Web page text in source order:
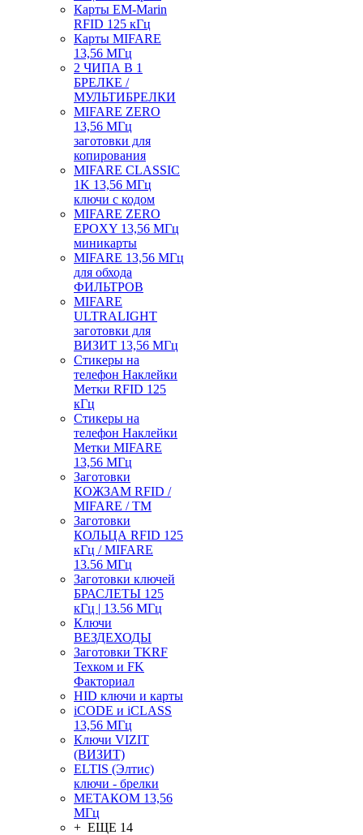
Карты EM-Marin
RFID 125 кГц
Карты MIFARE
13,56 МГц
2 ЧИПА В 1
БРЕЛКЕ /
МУЛЬТИБРЕЛКИ
MIFARE ZERO
13,56 МГц
заготовки для
копирования
MIFARE CLASSIC
1K 13,56 МГц
ключи с кодом
MIFARE ZERO
EPOXY 13,56 МГц
миникарты
MIFARE 13,56 МГц
для обхода
ФИЛЬТРОВ
MIFARE
ULTRALIGHT
заготовки для
ВИЗИТ 13,56 МГц
Стикеры на
телефон Наклейки
Метки RFID 125
кГц
Стикеры на
телефон Наклейки
Метки MIFARE
13,56 МГц
Заготовки
КОЖЗАМ RFID /
MIFARE / TM
Заготовки
КОЛЬЦА RFID 125
кГц / MIFARE
13.56 МГц
Заготовки ключей
БРАСЛЕТЫ 125
кГц | 13.56 МГц
Ключи
ВЕЗДЕХОДЫ
Заготовки TKRF
Техком и FK
Факториал
HID ключи и карты
iCODE и iCLASS
13,56 МГц
Ключи VIZIT
(ВИЗИТ)
ELTIS (Элтис)
ключи - брелки
МЕТАКОМ 13,56
МГц
+ ЕЩЕ 14